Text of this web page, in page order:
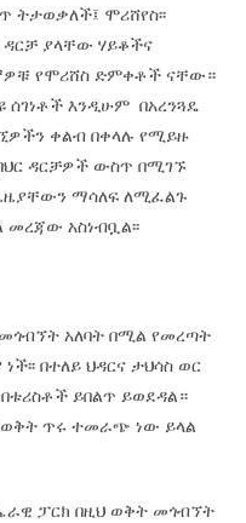
ሞሪሸየስ፡፡
ዳርቻ ያላቸው ሃይቆችና
የሞሪሸስ ድምቀቶች ናቸው።
ሰገነቶች እንዲሁም በአረንጓዴ
ቀልብ በቀላሉ የሚይዙ
ዳርቻዎች ውስጥ በሚገኙ
ማሳለፍ ለሚፈልጉ
አስነብቧል፡፡
አለባት በሚል የመረጣት
በተለይ ህዳርና ታህሳስ ወር
ይበልጥ ይወደዳል።
ወቅት ጥሩ ተመራጭ ነው ይላል
ፓርክ በዚህ ወቅት መጎብኘት